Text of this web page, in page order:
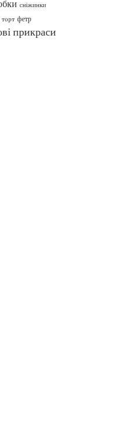
сніжинки
торт фетр
прикраси